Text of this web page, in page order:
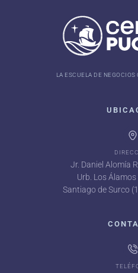
LA ESCUELA DE
Jr. Daniel Alomía
Urb. Los
Santiago de Surco